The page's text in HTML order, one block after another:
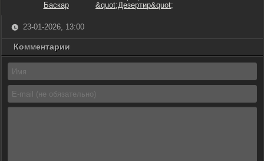
Баскар
&quot;Дезертир&quot;
23-01-2026, 13:00
Комментарии